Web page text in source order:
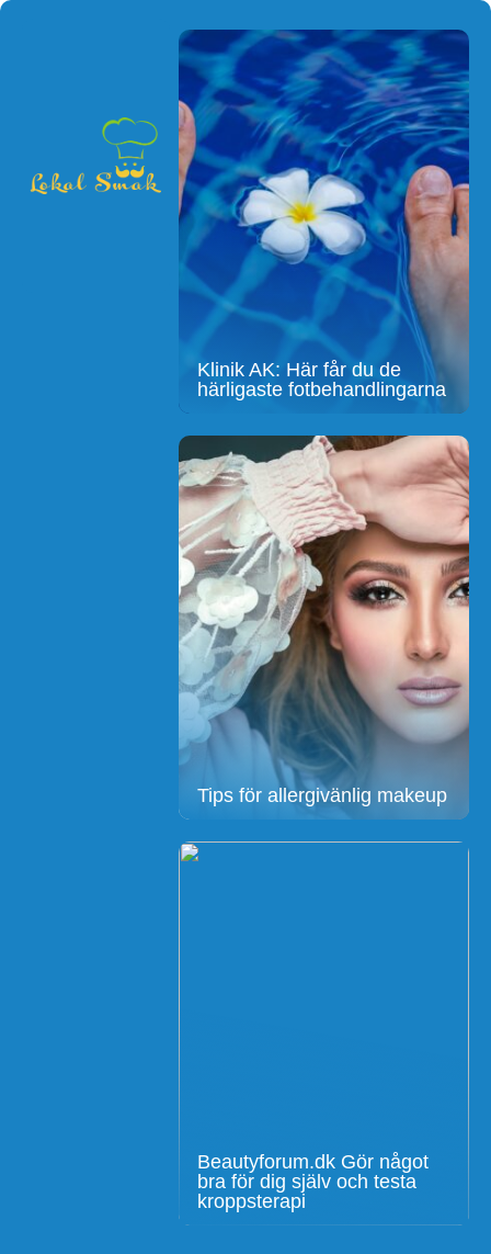
Klinik AK: Här får du de
härligaste fotbehandlingarna
Tips för allergivänlig makeup
Beautyforum.dk Gör något
bra för dig själv och testa
kroppsterapi